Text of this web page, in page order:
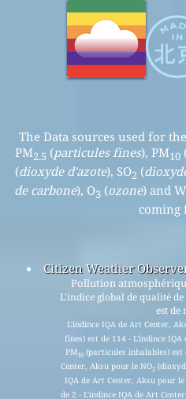
The Data sources used for
PM2.5 (particules fines), PM10
(dioxyde d'azote), SO2 (
de carbone), O3 (ozone) and
coming
Citizen Weather
Pollution
L'indice global de qualité
est de
L'indince IQA de Art Center,
fines) est de 114 - L'indince
PM10(particules inhalables) est
Center, Aksu pour le NO2
IQA de Art Center, Aksu pour le
de 2 - L'indince IQA de Art